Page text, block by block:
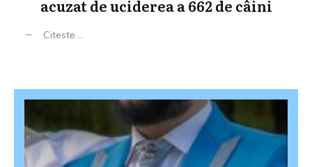
acuzat de uciderea a 662 de câini
Citeste ...